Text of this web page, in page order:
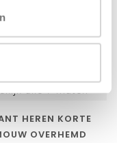
alle7maten
HEREN KORTE
OVERHEMD